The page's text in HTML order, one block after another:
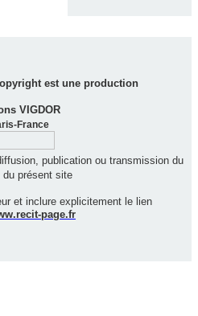
est une production
VIGDOR
France
publication ou transmission du
du présent site
et inclure explicitement le lien
page.fr